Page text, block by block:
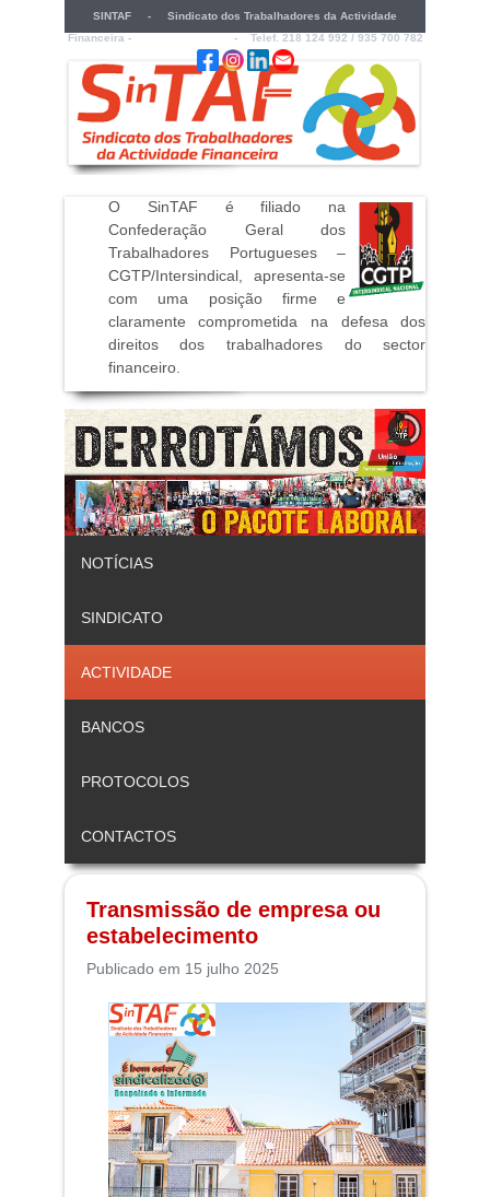
SINTAF - Sindicato dos Trabalhadores da Actividade
Financeira -
- Telef. 218 124 992 / 935 700 782
O SinTAF é filiado na
Confederação Geral dos
Trabalhadores Portugueses –
CGTP/Intersindical, apresenta-se
com uma posição firme e
claramente comprometida na defesa dos
direitos dos trabalhadores do sector
financeiro.
NOTÍCIAS
SINDICATO
ACTIVIDADE
BANCOS
PROTOCOLOS
CONTACTOS
Transmissão de empresa ou
estabelecimento
Publicado em 15 julho 2025